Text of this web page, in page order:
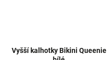
Vyšší kalhotky Bikini Queenie